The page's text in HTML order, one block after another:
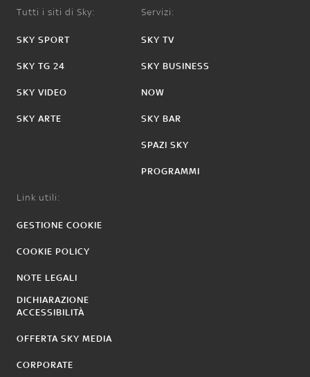
Tutti i siti di Sky:
SKY SPORT
SKY TG 24
SKY VIDEO
SKY ARTE
Servizi:
SKY TV
SKY BUSINESS
NOW
SKY BAR
SPAZI SKY
PROGRAMMI
Link utili:
GESTIONE COOKIE
COOKIE POLICY
NOTE LEGALI
DICHIARAZIONE
ACCESSIBILITÀ
OFFERTA SKY MEDIA
CORPORATE